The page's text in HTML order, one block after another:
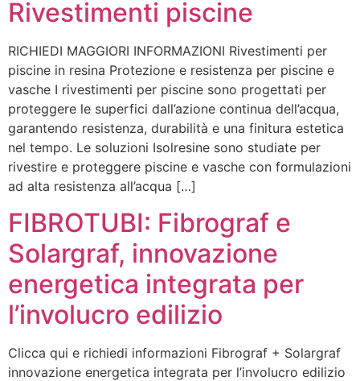
Rivestimenti piscine
RICHIEDI MAGGIORI INFORMAZIONI Rivestimenti per
piscine in resina Protezione e resistenza per piscine e
vasche I rivestimenti per piscine sono progettati per
proteggere le superfici dall’azione continua dell’acqua,
garantendo resistenza, durabilità e una finitura estetica
nel tempo. Le soluzioni Isolresine sono studiate per
rivestire e proteggere piscine e vasche con formulazioni
ad alta resistenza all’acqua […]
FIBROTUBI: Fibrograf e
Solargraf, innovazione
energetica integrata per
l’involucro edilizio
Clicca qui e richiedi informazioni Fibrograf + Solargraf
innovazione energetica integrata per l’involucro edilizio